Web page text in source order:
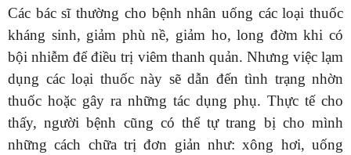
Các bác sĩ thường cho bệnh nhân uống các loại thuốc
kháng sinh, giảm phù nề, giảm ho, long đờm khi có
bội nhiễm để điều trị viêm thanh quản. Nhưng việc lạm
dụng các loại thuốc này sẽ dẫn đến tình trạng nhờn
thuốc hoặc gây ra những tác dụng phụ. Thực tế cho
thấy, người bệnh cũng có thể tự trang bị cho mình
những cách chữa trị đơn giản như: xông hơi, uống